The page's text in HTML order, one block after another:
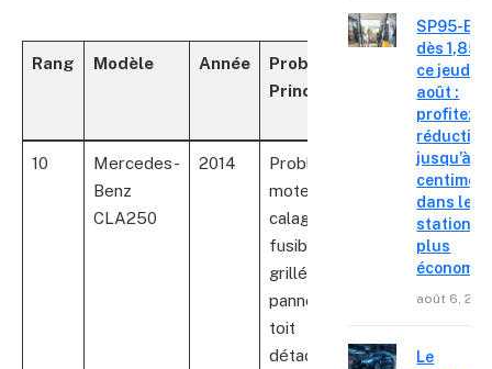
Rang Modèle Année
Problèmes
Principaux
Nombre
Rappels
10
Mercedes-
Benz
CLA250
2014
Problèmes de
moteur,
calage,
fusibles
grillés,
panneau de
toit
détachable
SP95-E10
dès 1,85
ce jeudi 6
août :
profitez
jusqu’à 15
centimes
dans les
stations
plus
août 6,
Le